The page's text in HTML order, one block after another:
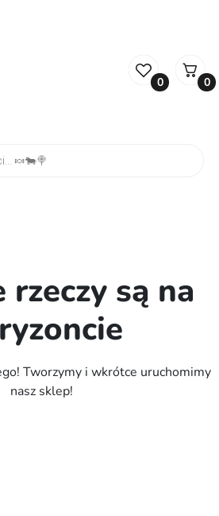
0 0
są na
Tworzymy i wkrótce uruchomimy
nasz sklep!